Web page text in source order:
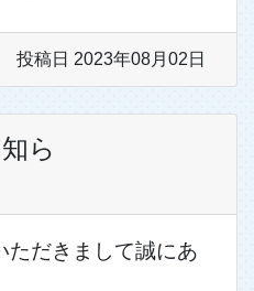
投稿日 2023年08月02日
ら
ただきまして誠にあ